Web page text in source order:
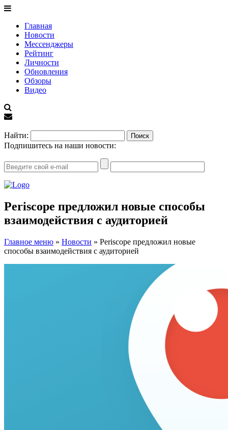
Главная
Новости
Мессенджеры
Рейтинг
Личности
Обновления
Обзоры
Видео
Найти:
Подпишитесь на наши новости:
Periscope предложил новые способы
взаимодействия с аудиторией
Главное меню » Новости » Periscope предложил новые
способы взаимодействия с аудиторией